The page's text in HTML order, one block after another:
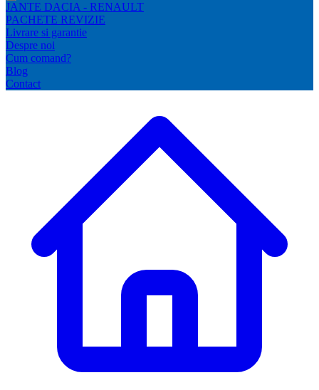
JANTE DACIA - RENAULT
PACHETE REVIZIE
Livrare si garantie
Despre noi
Cum comand?
Blog
Contact